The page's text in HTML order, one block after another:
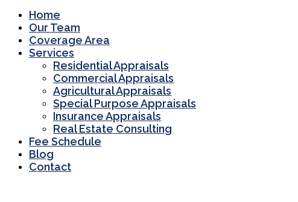
Home
Our Team
Coverage Area
Services
Residential Appraisals
Commercial Appraisals
Agricultural Appraisals
Special Purpose Appraisals
Insurance Appraisals
Real Estate Consulting
Fee Schedule
Blog
Contact